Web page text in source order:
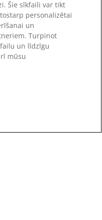
Šie sīkfaili var tikt
personalizētai
un
Turpinot
un līdzīgu
mūsu